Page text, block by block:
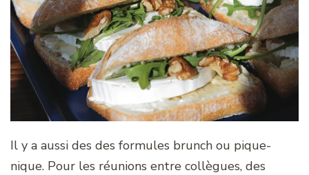
Il y a aussi des des formules brunch ou pique-
nique. Pour les réunions entre collègues, des